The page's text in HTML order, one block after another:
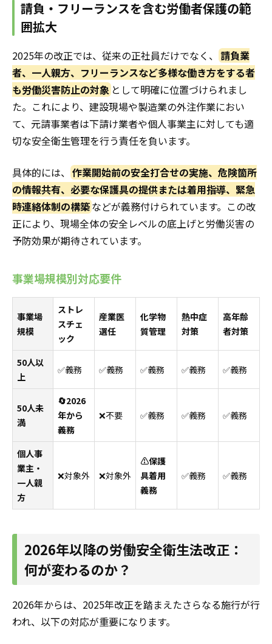
請負・フリーランスを含む労働者保護の範
囲拡大
2025年の改正では、従来の正社員だけでなく、 請負業
者、一人親方、フリーランスなど多様な働き方をする者
も労働災害防止の対象 として明確に位置づけられまし
た。これにより、建設現場や製造業の外注作業におい
て、元請事業者は下請け業者や個人事業主に対しても適
切な安全衛生管理を行う責任を負います。
具体的には、 作業開始前の安全打合せの実施、危険箇所
の情報共有、必要な保護具の提供または着用指導、緊急
時連絡体制の構築などが義務付けられています。この改
正により、現場全体の安全レベルの底上げと労働災害の
予防効果が期待されています。
事業場規模別対応要件
事業場
規模
ストレ
スチェ
ック
産業医
選任
化学物
質管理
熱中症
対策
高年齢
者対策
50人以
上
✅義務 ✅義務 ✅義務 ✅義務 ✅義務
50人未
満
🔄2026
年から
義務
❌不要 ✅義務 ✅義務 ✅義務
個人事
業主・
一人親
方
❌対象外 ❌対象外
⚠️保護
具着用
義務
✅義務 ✅義務
2026年以降の労働安全衛生法改正：
何が変わるのか？
2026年からは、2025年改正を踏まえたさらなる施行が行
われ、以下の対応が重要になります。